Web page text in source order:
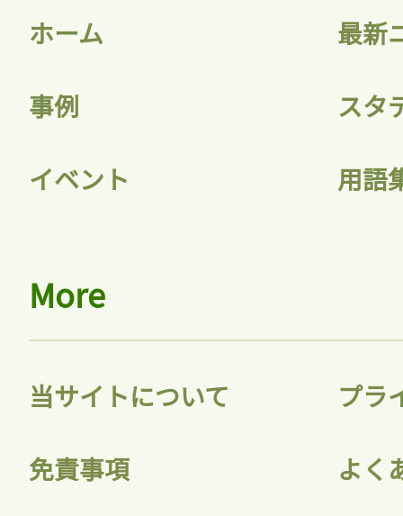
ホーム 最新
事例 スタ
イベント 用語
More
当サイトについて プラ
免責事項 よく